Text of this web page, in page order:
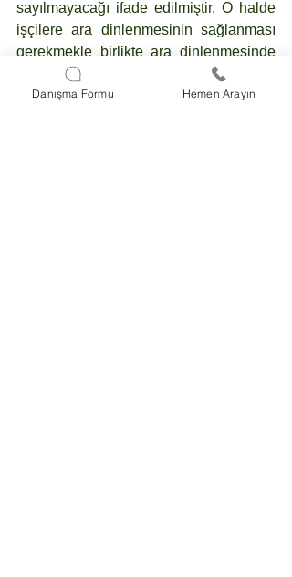
sayılmayacağı ifade edilmiştir. O halde
işçilere ara dinlenmesinin sağlanması
gerekmekle birlikte ara dinlenmesinde
geçen süreler çalışma süresinden
sayılmayacaktır.
Danışma Formu Hemen Arayın